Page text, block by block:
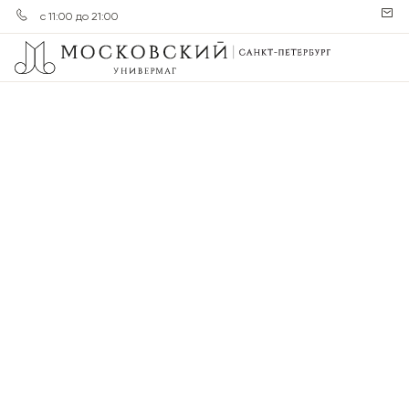
с 11:00 до 21:00